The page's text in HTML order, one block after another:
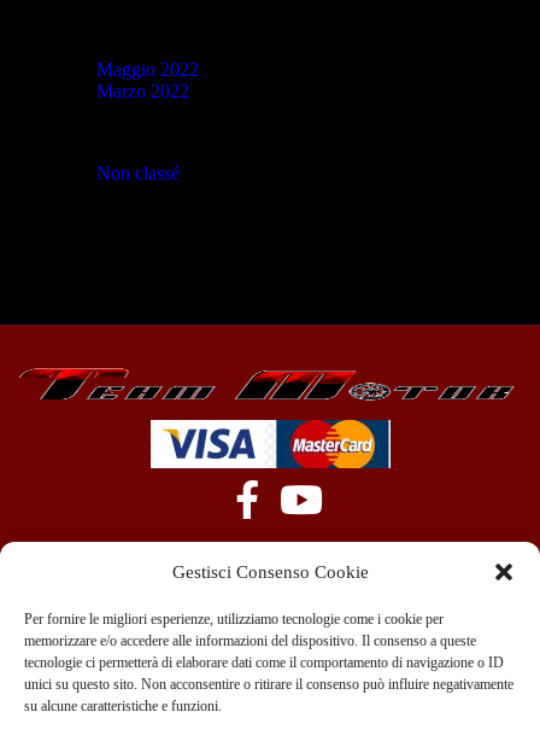
Gestisci Consenso Cookie
Per fornire le migliori esperienze, utilizziamo tecnologie come i cookie per
memorizzare e/o accedere alle informazioni del dispositivo. Il consenso a queste
tecnologie ci permetterà di elaborare dati come il comportamento di navigazione o ID
unici su questo sito. Non acconsentire o ritirare il consenso può influire negativamente
su alcune caratteristiche e funzioni.
Maggio 2022
Marzo 2022
Non classé
+39 351 970 89 33
info@teammotor.it